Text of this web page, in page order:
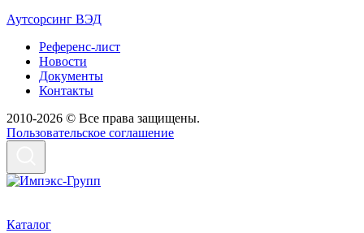
Аутсорсинг ВЭД
Референс-лист
Новости
Документы
Контакты
2010-2026 © Все права защищены.
Пользовательское соглашение
Каталог